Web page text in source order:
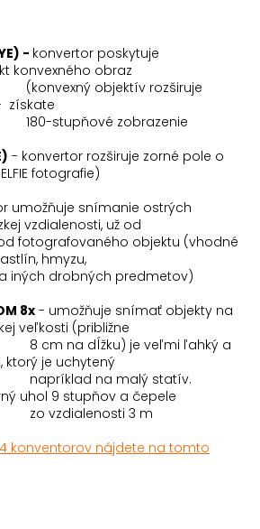
- konvertor poskytuje
konvexného obraz
objektív rozširuje
získate
zobrazenie
- konvertor rozširuje zorné pole o
fotografie)
umožňuje snímanie ostrých
vzdialenosti, už od
objektu (vhodné
hmyzu,
drobných predmetov)
8x - umožňuje snímať objekty na
veľkosti (približne
je veľmi ľahký a
ktorý je uchytený
na malý statív.
uhol 9 stupňov a čepele
3 m
konventorov nájdete na tomto